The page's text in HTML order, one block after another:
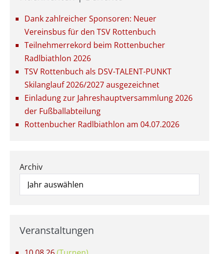
Dank zahlreicher Sponsoren: Neuer
Vereinsbus für den TSV Rottenbuch
Teilnehmerrekord beim Rottenbucher
Radlbiathlon 2026
TSV Rottenbuch als DSV-TALENT-PUNKT
Skilanglauf 2026/2027 ausgezeichnet
Einladung zur Jahreshauptversammlung 2026
der Fußballabteilung
Rottenbucher Radlbiathlon am 04.07.2026
Archiv
Veranstaltungen